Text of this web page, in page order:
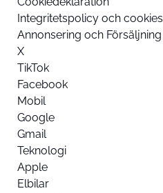
Integritetspolicy och cookies
Annonsering och Försäljning
X
TikTok
Facebook
Mobil
Google
Gmail
Teknologi
Apple
Elbilar